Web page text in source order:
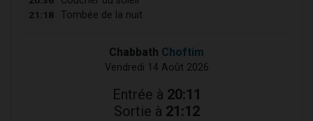
21:18 Tombée de la nuit
Chabbath Choftim
Vendredi 14 Août 2026
Entrée à 20:11
Sortie à 21:12